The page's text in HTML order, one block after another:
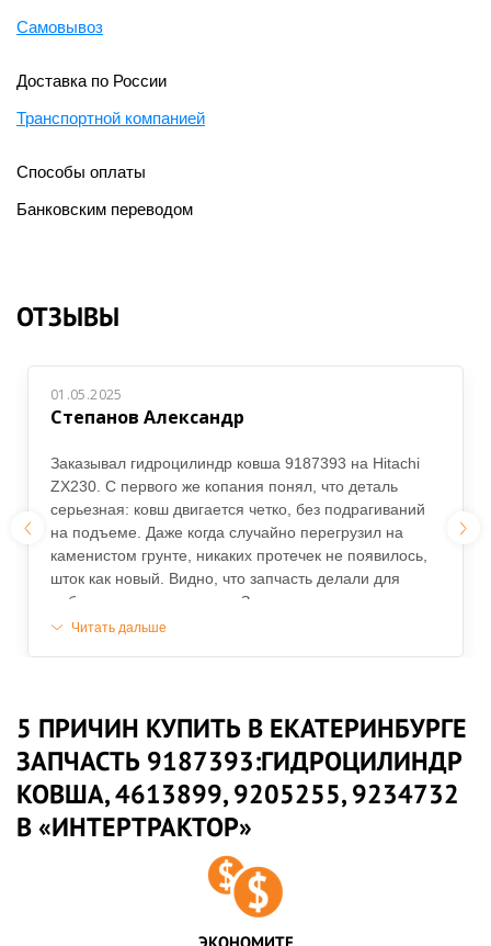
Самовывоз
Доставка по России
Транспортной компанией
Способы оплаты
Банковским переводом
ОТЗЫВЫ
01.05.2025
Степанов Александр
Заказывал гидроцилиндр ковша 9187393 на Hitachi
ZX230. С первого же копания понял, что деталь
серьезная: ковш двигается четко, без подрагиваний
на подъеме. Даже когда случайно перегрузил на
каменистом грунте, никаких протечек не появилось,
шток как новый. Видно, что запчасть делали для
работы, а не для галочки. Заказом очень доволен,
спасибо
Читать дальше
5 ПРИЧИН КУПИТЬ В ЕКАТЕРИНБУРГЕ
ЗАПЧАСТЬ 9187393:ГИДРОЦИЛИНДР
КОВША, 4613899, 9205255, 9234732
В «ИНТЕРТРАКТОР»